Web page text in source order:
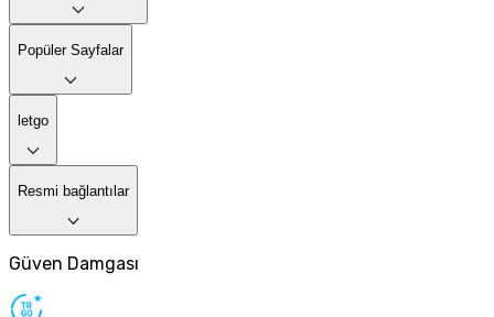
Popüler Sayfalar
letgo
Resmi bağlantılar
Güven Damgası